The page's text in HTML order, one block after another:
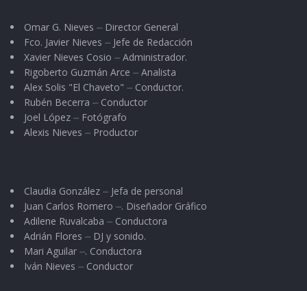
Omar G. Nieves ⏤ Director General
Fco. Javier Nieves ⏤ Jefe de Redacción
Xavier Nieves Cosio ⏤ Administrador.
Rigoberto Guzmán Arce ⏤ Analista
Alex Solis "El Chaveto" ⏤ Conductor.
Rubén Becerra ⏤ Conductor
Joel López ⏤ Fotógrafo
Alexis Nieves ⏤ Productor
Claudia González ⏤ Jefa de personal
Juan Carlos Romero ⏤. Diseñador Gráfico
Adilene Ruvalcaba ⏤ Conductora
Adrián Flores ⏤ DJ y sonido.
Mari Aguilar ⏤. Conductora
Iván Nieves ⏤ Conductor